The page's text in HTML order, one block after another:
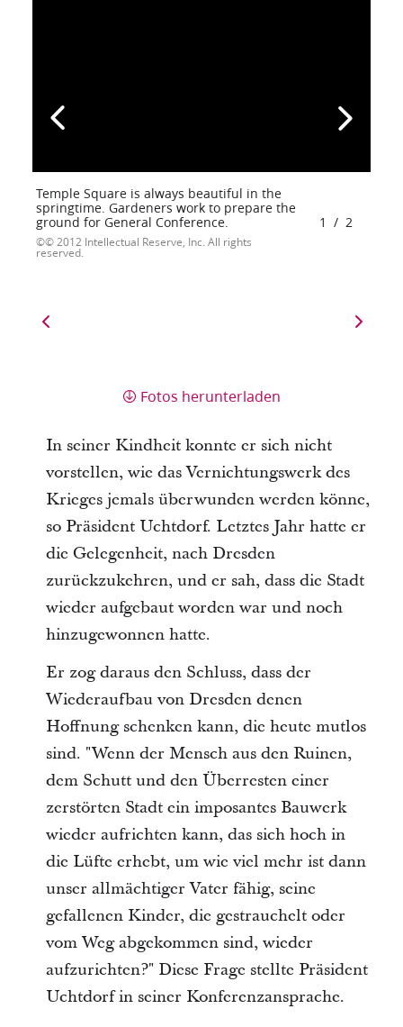
Temple Square is always beautiful in the
springtime. Gardeners work to prepare the
ground for General Conference.
© 2012 Intellectual Reserve, Inc. All rights
reserved.
1 / 2
Fotos herunterladen
In seiner Kindheit konnte er sich nicht
vorstellen, wie das Vernichtungswerk des
Krieges jemals überwunden werden könne,
so Präsident Uchtdorf. Letztes Jahr hatte er
die Gelegenheit, nach Dresden
zurückzukehren, und er sah, dass die Stadt
wieder aufgebaut worden war und noch
hinzugewonnen hatte.
Er zog daraus den Schluss, dass der
Wiederaufbau von Dresden denen
Hoffnung schenken kann, die heute mutlos
sind. "Wenn der Mensch aus den Ruinen,
dem Schutt und den Überresten einer
zerstörten Stadt ein imposantes Bauwerk
wieder aufrichten kann, das sich hoch in
die Lüfte erhebt, um wie viel mehr ist dann
unser allmächtiger Vater fähig, seine
gefallenen Kinder, die gestrauchelt oder
vom Weg abgekommen sind, wieder
aufzurichten?" Diese Frage stellte Präsident
Uchtdorf in seiner Konferenzansprache.